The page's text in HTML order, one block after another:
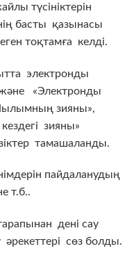
түсініктерін
басты қазынасы
тоқтамға келді.
электронды
«Электронды
зияны»,
зияны»
тамашаланды.
пайдаланудың
т.б..
дені сау
сөз болды.